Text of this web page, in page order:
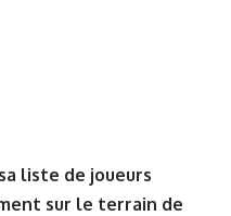
liste de joueurs
sur le terrain de